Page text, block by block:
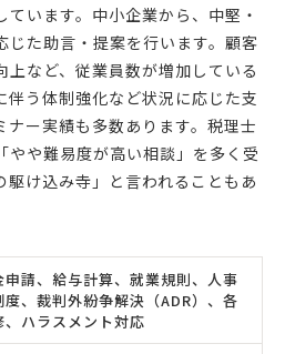
います。中小企業から、中堅・
じた助言・提案を行います。顧客
など、従業員数が増加している
伴う体制強化など状況に応じた支
ー実績も多数あります。税理士
やや難易度が高い相談」を多く受
駆け込み寺」と言われることもあ
申請、給与計算、就業規則、人事
度、裁判外紛争解決（ADR）、各
、ハラスメント対応